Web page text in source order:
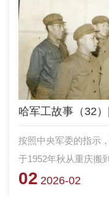
哈军工故事（32
按照中央军委的指示
于1952年秋从重庆搬
线广播台人员和设备
02 2026-02